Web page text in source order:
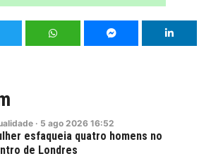
· 5 ago 2026 16:52
esfaqueia quatro homens no
de Londres